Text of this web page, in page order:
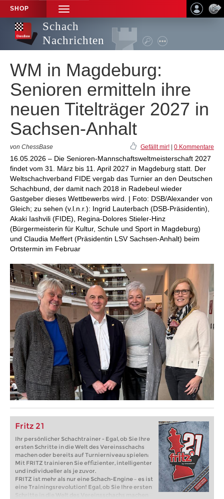
SHOP
TOGGLE
NAVIGATION
Schach
Nachrichten
WM in Magdeburg:
Senioren ermitteln ihre
neuen Titelträger 2027 in
Sachsen-Anhalt
von ChessBase Gefällt mir! 0 Kommentare
16.05.2026 – Die Senioren-Mannschaftsweltmeisterschaft 2027
findet vom 31. März bis 11. April 2027 in Magdeburg statt. Der
Weltschachverband FIDE vergab das Turnier an den Deutschen
Schachbund, der damit nach 2018 in Radebeul wieder
Gastgeber dieses Wettbewerbs wird. | Foto: DSB/Alexander von
Gleich; zu sehen (v.l.n.r.): Ingrid Lauterbach (DSB-Präsidentin),
Akaki Iashvili (FIDE), Regina-Dolores Stieler-Hinz
(Bürgermeisterin für Kultur, Schule und Sport in Magdeburg)
und Claudia Meffert (Präsidentin LSV Sachsen-Anhalt) beim
Ortstermin im Februar
Fritz 21
Ihr persönlicher Schachtrainer - Egal, ob Sie Ihre
ersten Schritte in die Welt des Vereinsschachs
machen oder bereits auf Turnierniveau spielen:
Mit FRITZ trainieren Sie effizienter, intelligenter
und individueller als je zuvor.
FRITZ ist mehr als nur eine Schach-Engine – es ist
eine Trainingsrevolution! Egal, ob Sie Ihre ersten
Schritte in die Welt des Vereinsschachs machen